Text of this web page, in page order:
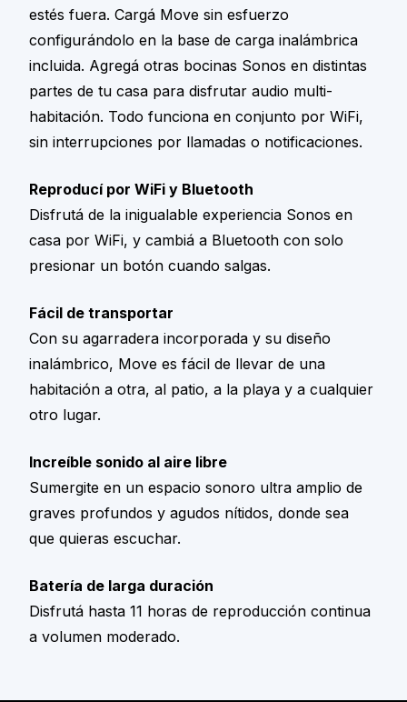
estés fuera. Cargá Move sin esfuerzo
configurándolo en la base de carga inalámbrica
incluida. Agregá otras bocinas Sonos en distintas
partes de tu casa para disfrutar audio multi-
habitación. Todo funciona en conjunto por WiFi,
sin interrupciones por llamadas o notificaciones.
Reproducí por WiFi y Bluetooth
Disfrutá de la inigualable experiencia Sonos en
casa por WiFi, y cambiá a Bluetooth con solo
presionar un botón cuando salgas.
Fácil de transportar
Con su agarradera incorporada y su diseño
inalámbrico, Move es fácil de llevar de una
habitación a otra, al patio, a la playa y a cualquier
otro lugar.
Increíble sonido al aire libre
Sumergite en un espacio sonoro ultra amplio de
graves profundos y agudos nítidos, donde sea
que quieras escuchar.
Batería de larga duración
Disfrutá hasta 11 horas de reproducción continua
a volumen moderado.